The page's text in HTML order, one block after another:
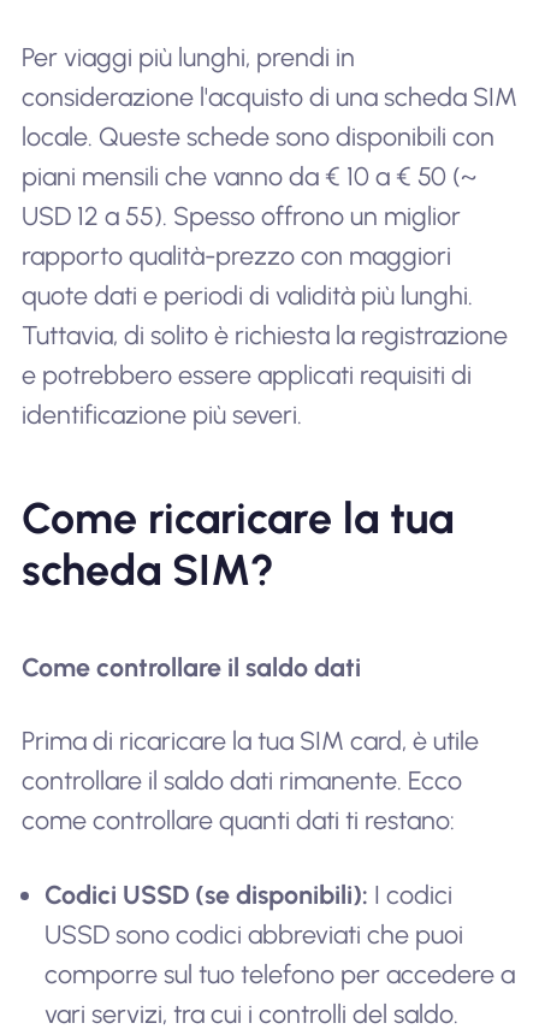
Per viaggi più lunghi, prendi in
considerazione l'acquisto di una scheda SIM
locale. Queste schede sono disponibili con
piani mensili che vanno da € 10 a € 50 (~
USD 12 a 55). Spesso offrono un miglior
rapporto qualità-prezzo con maggiori
quote dati e periodi di validità più lunghi.
Tuttavia, di solito è richiesta la registrazione
e potrebbero essere applicati requisiti di
identificazione più severi.
Come ricaricare la tua
scheda SIM?
Come controllare il saldo dati
Prima di ricaricare la tua SIM card, è utile
controllare il saldo dati rimanente. Ecco
come controllare quanti dati ti restano:
Codici USSD (se disponibili): I codici
USSD sono codici abbreviati che puoi
comporre sul tuo telefono per accedere a
vari servizi, tra cui i controlli del saldo.